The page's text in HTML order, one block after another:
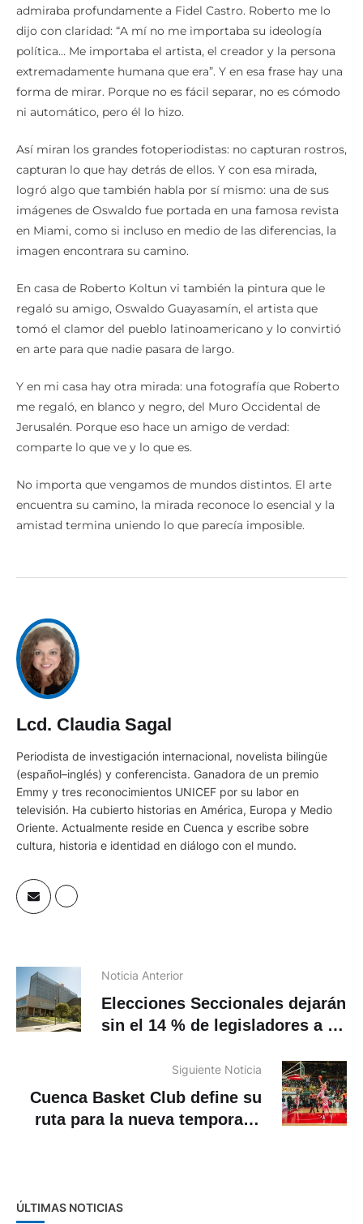
dijo con claridad: “A mí no me importaba su ideología
política… Me importaba el artista, el creador y la persona
extremadamente humana que era”. Y en esa frase hay una
forma de mirar. Porque no es fácil separar, no es cómodo
ni automático, pero él lo hizo.
capturan lo que hay detrás de ellos. Y con esa mirada,
logró algo que también habla por sí mismo: una de sus
imágenes de Oswaldo fue portada en una famosa revista
en Miami, como si incluso en medio de las diferencias, la
imagen encontrara su camino.
regaló su amigo, Oswaldo Guayasamín, el artista que
tomó el clamor del pueblo latinoamericano y lo convirtió
en arte para que nadie pasara de largo.
me regaló, en blanco y negro, del Muro Occidental de
Jerusalén. Porque eso hace un amigo de verdad:
comparte lo que ve y lo que es.
encuentra su camino, la mirada reconoce lo esencial y la
amistad termina uniendo lo que parecía imposible.
Lcd. Claudia Sagal
Periodista de investigación internacional, novelista bilingüe
(español–inglés) y conferencista. Ganadora de un premio
Emmy y tres reconocimientos UNICEF por su labor en
televisión. Ha cubierto historias en América, Europa y Medio
Oriente. Actualmente reside en Cuenca y escribe sobre
cultura, historia e identidad en diálogo con el mundo.
Elecciones Seccionales dejarán
sin el 14 % de legisladores a la
Asamblea
Cuenca Basket Club define su
ruta para la nueva temporada
2026